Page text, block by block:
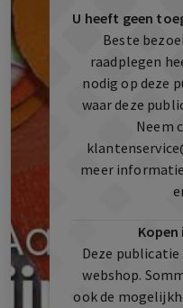
U heeft geen
Beste
raadplegen
nodig op deze
waar deze
Neem
meer
Kopen
Deze
webshop.
ook de